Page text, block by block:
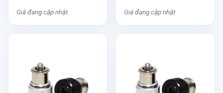
Giá đang cập nhật Giá đang cập nhật